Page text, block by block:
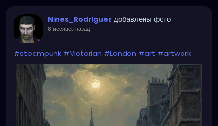
Nines_Rodriguez добавлены фото
8 месяцев назад-
#steampunk #Victorian #London #art #artwork